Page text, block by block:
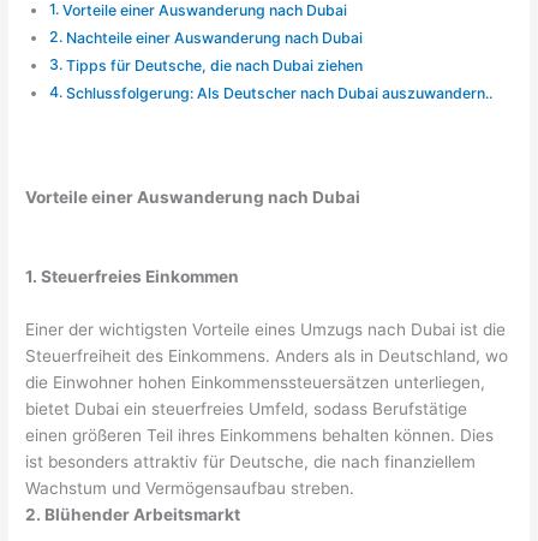
Vorteile einer Auswanderung nach Dubai
Nachteile einer Auswanderung nach Dubai
Tipps für Deutsche, die nach Dubai ziehen
Schlussfolgerung: Als Deutscher nach Dubai auszuwandern..
Vorteile einer Auswanderung nach Dubai
1. Steuerfreies Einkommen
Einer der wichtigsten Vorteile eines Umzugs nach Dubai ist die
Steuerfreiheit des Einkommens. Anders als in Deutschland, wo
die Einwohner hohen Einkommenssteuersätzen unterliegen,
bietet Dubai ein steuerfreies Umfeld, sodass Berufstätige
einen größeren Teil ihres Einkommens behalten können. Dies
ist besonders attraktiv für Deutsche, die nach finanziellem
Wachstum und Vermögensaufbau streben.
2. Blühender Arbeitsmarkt